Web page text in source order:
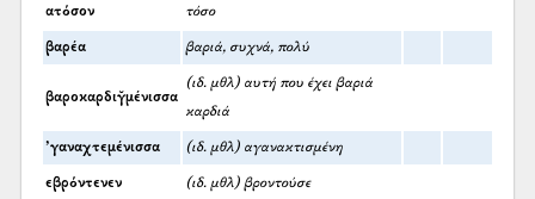
ατόσον τόσο
βαρέα βαριά, συχνά, πολύ
βαροκαρδιγ̆μένισσα
(ιδ. μθλ) αυτή που έχει βαριά
καρδιά
’γαναχτεμένισσα (ιδ. μθλ) αγανακτισμένη
εβρόντενεν (ιδ. μθλ) βροντούσε